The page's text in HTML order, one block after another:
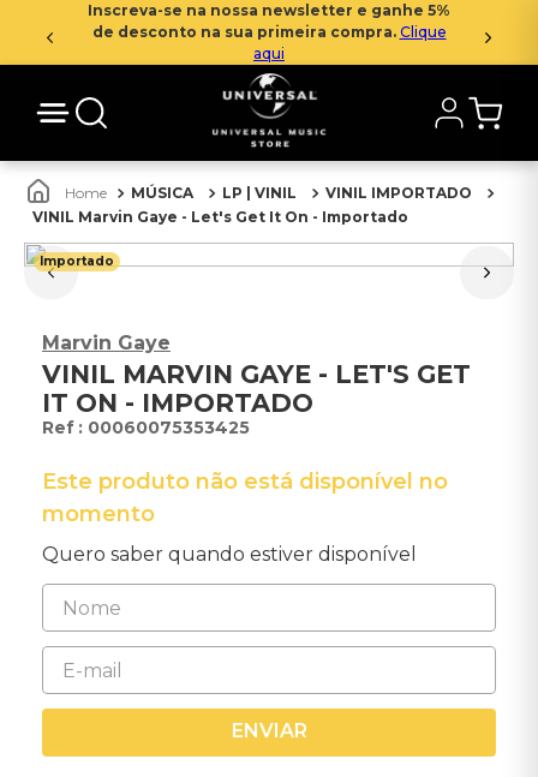
Inscreva-se na nossa newsletter e ganhe 5%
de desconto na sua primeira compra. Clique
aqui
MÚSICA LP | VINIL
VINIL IMPORTADO
VINIL Marvin Gaye - Let's Get It On - Importado
Importado
Marvin Gaye
VINIL MARVIN GAYE - LET'S GET
IT ON - IMPORTADO
: 00060075353425
Este produto não está disponível no
momento
Quero saber quando estiver disponível
ENVIAR